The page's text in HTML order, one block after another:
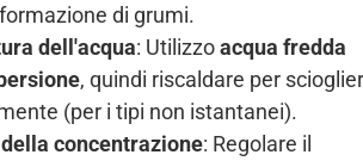
di grumi.
dell'acqua: Utilizzoacqua fredda
, quindi riscaldare per
(per i tipi non istantanei).
concentrazione: Regolare il